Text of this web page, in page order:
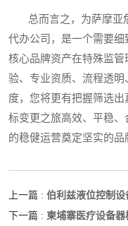
总而言之，为萨摩亚
代办公司，是一个需要
核心品牌资产在特殊监
验、专业资质、流程透
度，您将更有把握筛选
标变更之旅高效、平稳
的稳健运营奠定坚实的品
上一篇 : 伯利兹液位控制
下一篇 : 柬埔寨医疗设备